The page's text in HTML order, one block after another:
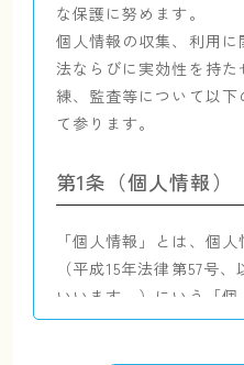
な保護に努めます。
個人情報の収集、利用
法ならびに実効性を持
練、監査等について以
て参ります。
第1条 （個人情報）
「個人情報」とは、個
（平成15年法律第57号
いいます。）にいう「
る個人に関する情報で